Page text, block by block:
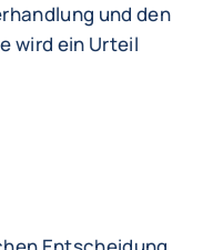
und den
wird ein Urteil